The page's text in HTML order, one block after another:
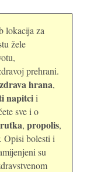
lokacija za
žele
prehrani.
zdrava hrana,
napitcii
sve i o
, propolis,
Opisi bolesti i
su